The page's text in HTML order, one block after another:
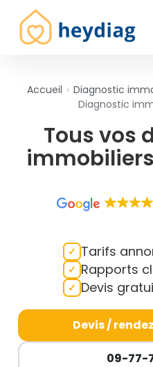
Accueil › Diagnostic
Diagnostic
Tous vos
Tarifs
Rapports
Devis
Devis /
09-77-